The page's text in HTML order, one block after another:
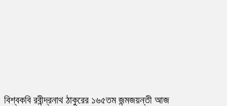
বিশ্বকবি রবীন্দ্রনাথ ঠাকুরের ১৬৫তম জন্মজয়ন্তী আজ